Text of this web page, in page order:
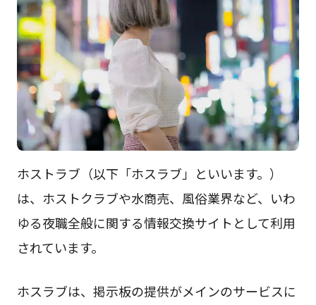
ホストラブ（以下「ホスラブ」といいます。）
は、ホストクラブや水商売、風俗業界など、いわ
ゆる夜職全般に関する情報交換サイトとして利用
されています。
ホスラブは、掲示板の提供がメインのサービスに